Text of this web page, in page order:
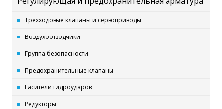
Трехходовые клапаны и сервоприводы
Воздухоотводчики
Группа безопасности
Предохранительные клапаны
Гасители гидроударов
Редукторы